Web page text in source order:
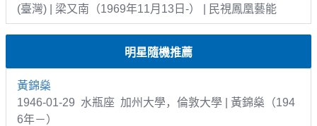
(臺灣) | 梁又南（1969年11月13日-） | 民視鳳凰藝能
明星隨機推薦
黃錦燊
1946-01-29 水瓶座 加州大學，倫敦大學 | 黃錦燊（194
6年－）